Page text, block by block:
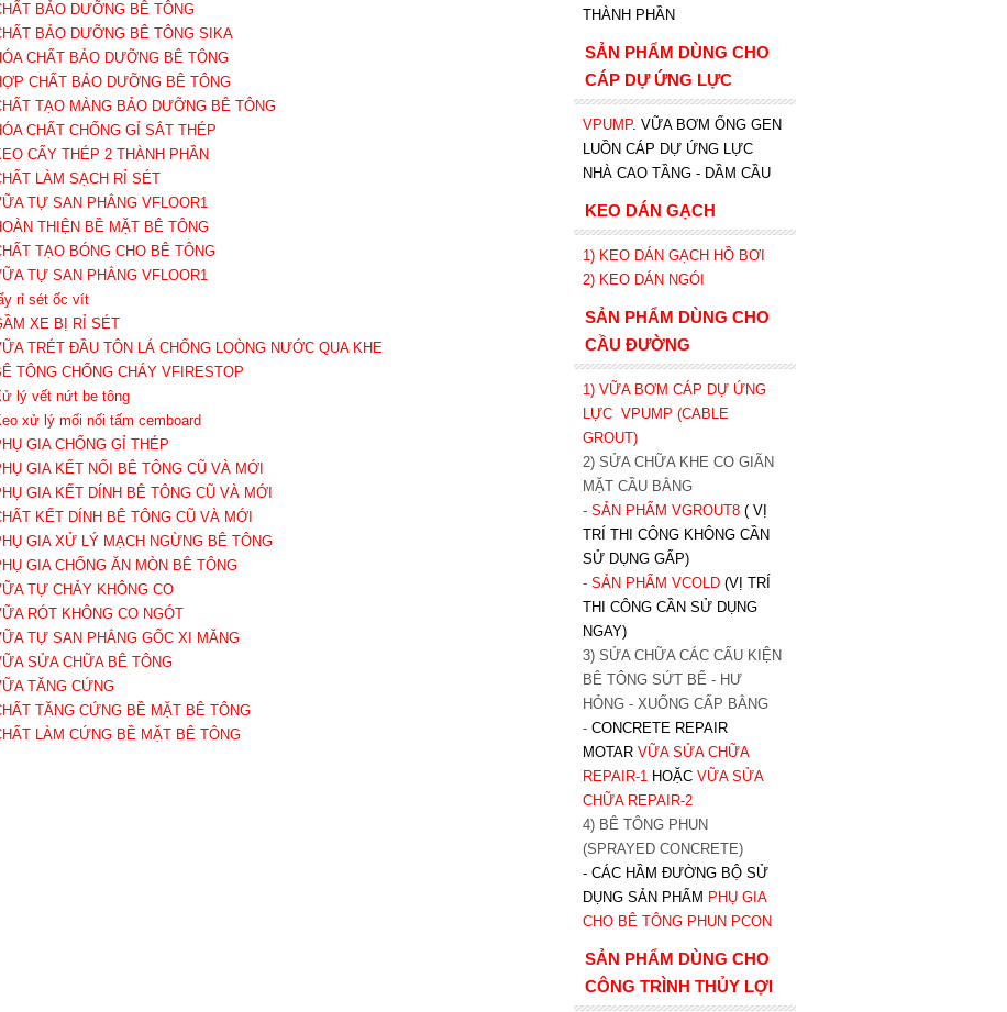
BẢO DƯỠNG BÊ TÔNG
BẢO DƯỠNG BÊ TÔNG SIKA
CHẤT BẢO DƯỠNG BÊ TÔNG
CHẤT BẢO DƯỠNG BÊ TÔNG
TẠO MÀNG BẢO DƯỠNG BÊ TÔNG
CHẤT CHỐNG GỈ SẮT THÉP
CẤY THÉP 2 THÀNH PHẦN
LÀM SẠCH RỈ SÉT
TỰ SAN PHẲNG VFLOOR1
THIỆN BỀ MẶT BÊ TÔNG
TẠO BÓNG CHO BÊ TÔNG
TỰ SAN PHẲNG VFLOOR1
rỉ sét ốc vít
XE BỊ RỈ SÉT
TRÉT ĐẦU TÔN LÁ CHỐNG LOÒNG NƯỚC QUA KHE
TÔNG CHỐNG CHÁY VFIRESTOP
lý vết nứt be tông
xử lý mối nối tấm cemboard
GIA CHỐNG GỈ THÉP
GIA KẾT NỐI BÊ TÔNG CŨ VÀ MỚI
GIA KẾT DÍNH BÊ TÔNG CŨ VÀ MỚI
KẾT DÍNH BÊ TÔNG CŨ VÀ MỚI
GIA XỬ LÝ MẠCH NGỪNG BÊ TÔNG
GIA CHỐNG ĂN MÒN BÊ TÔNG
TỰ CHẢY KHÔNG CO
RÓT KHÔNG CO NGÓT
TỰ SAN PHẲNG GỐC XI MĂNG
SỬA CHỮA BÊ TÔNG
TĂNG CỨNG
TĂNG CỨNG BỀ MẶT BÊ TÔNG
LÀM CỨNG BỀ MẶT BÊ TÔNG
THÀNH PHẦN
SẢN PHẨM DÙNG CHO
CÁP DỰ ỨNG LỰC
VPUMP. VỮA BƠM ỐNG GEN
LUỒN CÁP DỰ ỨNG LỰC
NHÀ CAO TẦNG - DẦM CẦU
KEO DÁN GẠCH
1) KEO DÁN GẠCH HỒ BƠI
2) KEO DÁN NGÓI
SẢN PHẨM DÙNG CHO
CẦU ĐƯỜNG
1) VỮA BƠM CÁP DỰ ỨNG
LỰC VPUMP (CABLE
GROUT)
2) SỬA CHỮA KHE CO GIÃN
MẶT CẦU BẰNG
- SẢN PHẨM VGROUT8 ( VỊ
TRÍ THI CÔNG KHÔNG CẦN
SỬ DỤNG GẤP)
- SẢN PHẨM VCOLD (VỊ TRÍ
THI CÔNG CẦN SỬ DỤNG
NGAY)
3) SỬA CHỮA CÁC CẤU KIỆN
BÊ TÔNG SỨT BỂ - HƯ
HỎNG - XUỐNG CẤP BẰNG
- CONCRETE REPAIR
MOTAR VỮA SỬA CHỮA
REPAIR-1 HOẶC VỮA SỬA
CHỮA REPAIR-2
4) BÊ TÔNG PHUN
(SPRAYED CONCRETE)
- CÁC HẦM ĐƯỜNG BỘ SỬ
DỤNG SẢN PHẨM PHỤ GIA
CHO BÊ TÔNG PHUN PCON
SẢN PHẨM DÙNG CHO
CÔNG TRÌNH THỦY LỢI